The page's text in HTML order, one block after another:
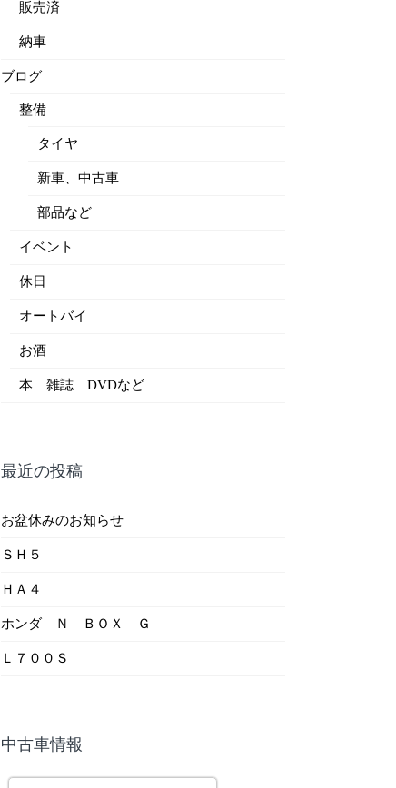
販売済
納車
ブログ
整備
タイヤ
新車、中古車
部品など
イベント
休日
オートバイ
お酒
本 雑誌 DVDなど
最近の投稿
お盆休みのお知らせ
ＳＨ５
ＨＡ４
ホンダ Ｎ ＢＯＸ Ｇ
Ｌ７００Ｓ
中古車情報